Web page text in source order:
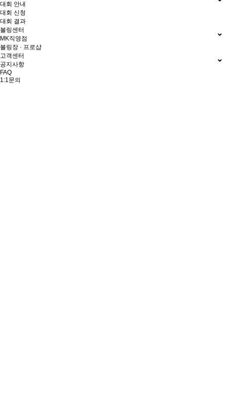
대회 안내
대회 신청
대회 결과
볼링센터
MK직영점
볼링장 · 프로샵
고객센터
공지사항
FAQ
1:1문의